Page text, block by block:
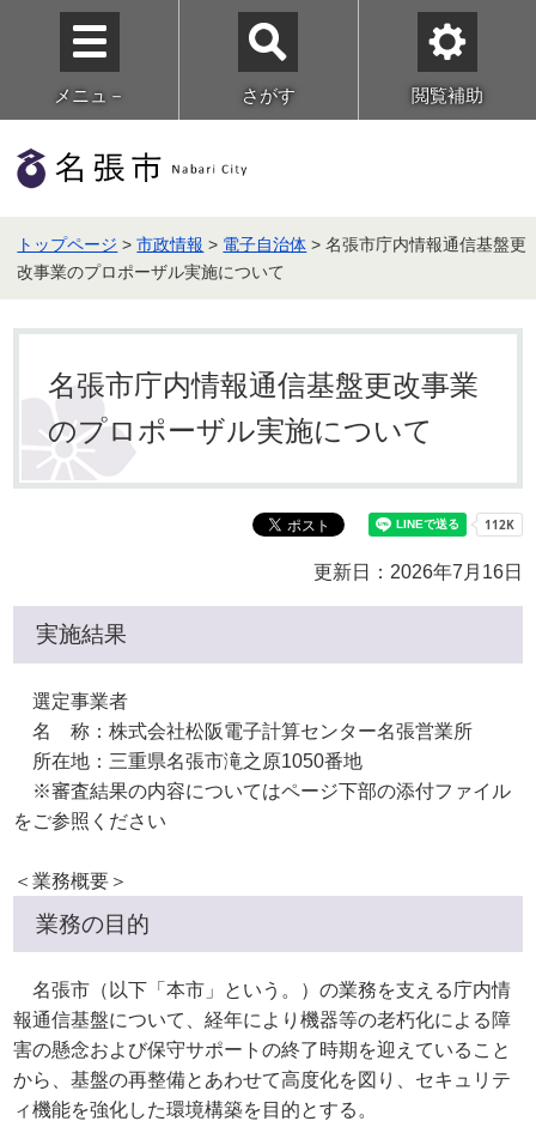
メニュ－ さがす 閲覧補助
トップページ >市政情報 > 電子自治体 > 名張市庁内情報通信基盤更
改事業のプロポーザル実施について
名張市庁内情報通信基盤更改事業
のプロポーザル実施について
更新日：2026年7月16日
実施結果
選定事業者
名 称：株式会社松阪電子計算センター名張営業所
所在地：三重県名張市滝之原1050番地
※審査結果の内容についてはページ下部の添付ファイル
をご参照ください
＜業務概要＞
業務の目的
名張市（以下「本市」という。）の業務を支える庁内情
報通信基盤について、経年により機器等の老朽化による障
害の懸念および保守サポートの終了時期を迎えていること
から、基盤の再整備とあわせて高度化を図り、セキュリテ
ィ機能を強化した環境構築を目的とする。